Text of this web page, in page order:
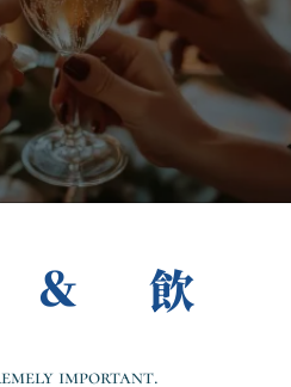
食＆飲
important.